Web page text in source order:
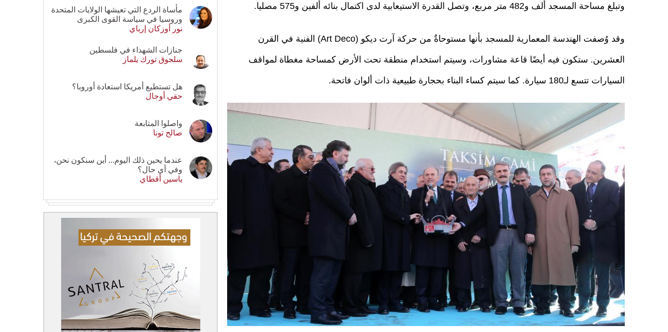
وتبلغ مساحة المسجد ألف و482 متر مربع، وتصل القدرة الاستيعابية لدى اكتمال بنائه ألفين و575 مصليا.
وقد وُصفت الهندسة المعمارية للمسجد بأنها مستوحاةٌ من حركة آرت ديكو (Art Deco) الفنية في القرن
العشرين. ستكون فيه أيضًا قاعة مشاورات، وسيتم استخدام منطقة تحت الأرض كمساحة مغطاة لمواقف
السيارات تتسع لـ180 سيارة. كما سيتم كساء البناء بحجارة طبيعية ذات ألوان فاتحة.
مأساة الردع التي تعيشها الولايات المتحدة
وروسيا في سياسة القوى الكبرى
نور أوزكان إرباي
جنازات الشهداء في فلسطين
سلجوق تورك يلماز
هل تستطيع أمريكا استعادة أوروبا؟
حقي أوجال
واصلوا المتابعة
صالح تونا
عندما يحين ذلك اليوم... أين سنكون نحن،
وفي أي حال؟
ياسين أقطاي